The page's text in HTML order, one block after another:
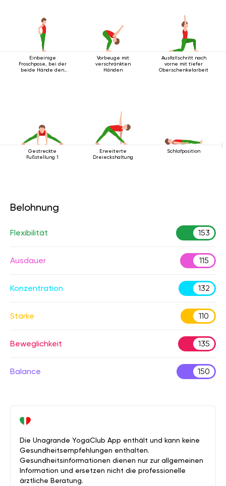
Einbeinige
Froschpose, bei der
beide Hände den
Vorbeuge mit
verschränkten
Händen
Ausfallschritt nach
vorne mit tiefer
Oberschenkelarbeit
Gestreckte
Fußstellung 1
Erweiterte
Dreieckshaltung
Schlafposition
Belohnung
Flexibilität 153
Ausdauer 115
Konzentration 132
Stärke 110
Beweglichkeit 135
Balance 150
Die Unagrande YogaClub App enthält und kann keine
Gesundheitsempfehlungen enthalten.
Gesundheitsinformationen dienen nur zur allgemeinen
Information und ersetzen nicht die professionelle
ärztliche Beratung.